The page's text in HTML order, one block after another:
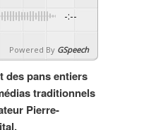
-:--
Powered By GSpeech
des pans entiers
traditionnels
Pierre-